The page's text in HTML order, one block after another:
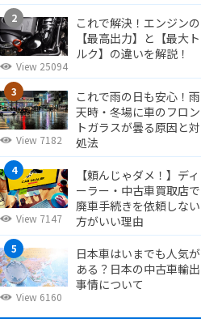
これで解決！エンジンの
【最高出力】と【最大ト
ルク】の違いを解説！
View 25094
これで雨の日も安心！雨
天時・冬場に車のフロン
トガラスが曇る原因と対
処法
View 7182
【頼んじゃダメ！】ディ
ーラー・中古車買取店で
廃車手続きを依頼しない
方がいい理由
View 7147
日本車はいまでも人気が
ある？日本の中古車輸出
事情について
View 6160